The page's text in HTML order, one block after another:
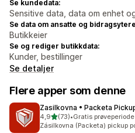
Se kundedata:
Sensitive data, data om enhet
Se data om ansatte og
Butikkeier
Se og rediger butikkdata:
Kunder, bestillinger
Se detaljer
Flere apper som denne
Zasilkovna • Packeta
4,9av 5 stjerner
(73)
Totalt 73 omtaler
•Gratis
Zásilkovna (Packeta) pickup